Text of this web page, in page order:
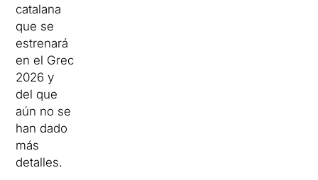
catalana
que se
estrenará
en el Grec
2026 y
del que
aún no se
han dado
más
detalles.